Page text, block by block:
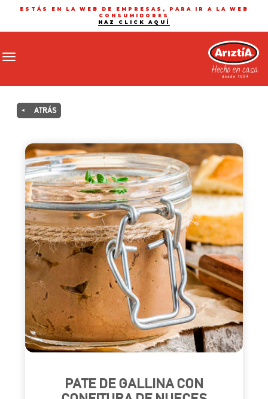
ESTÁS EN LA WEB DE EMPRESAS, PARA IR A LA WEB
CONSUMIDORES
HAZ CLICK AQUÍ
Toggle navigation
< ATRÁS
PATE DE GALLINA CON